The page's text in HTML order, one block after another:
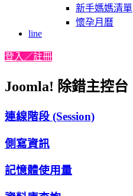
新手媽媽清單
懷孕月曆
line
登入／註冊
Joomla! 除錯主控台
連線階段 (Session)
側寫資訊
記憶體使用量